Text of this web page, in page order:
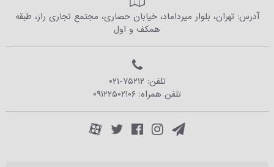
آدرس: تهران، بلوار میرداماد، خیابان حصاری، مجتمع تجاری راز، طبقه
همکف و اول
تلفن: ۰۲۱-۷۵۲۱۲
تلفن همراه: ۰۹۱۲۲۵۰۲۱۰۶